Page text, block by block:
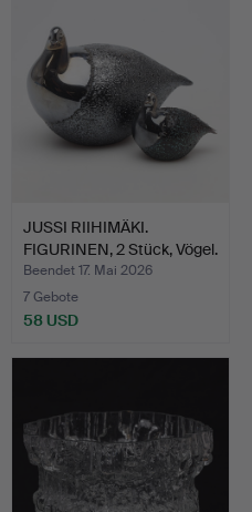
JUSSI RIIHIMÄKI.
FIGURINEN, 2 Stück, Vögel.
Beendet 17. Mai 2026
7 Gebote
58 USD